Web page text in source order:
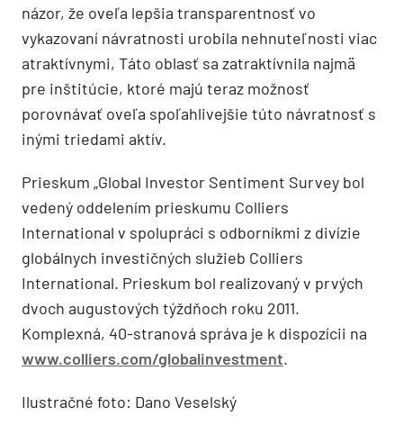
názor, že oveľa lepšia transparentnosť vo
vykazovaní návratnosti urobila nehnuteľnosti viac
atraktívnymi, Táto oblasť sa zatraktívnila najmä
pre inštitúcie, ktoré majú teraz možnosť
porovnávať oveľa spoľahlivejšie túto návratnosť s
inými triedami aktív.
Prieskum „Global Investor Sentiment Survey bol
vedený oddelením prieskumu Colliers
International v spolupráci s odborníkmi z divízie
globálnych investičných služieb Colliers
International. Prieskum bol realizovaný v prvých
dvoch augustových týždňoch roku 2011.
Komplexná, 40-stranová správa je k dispozícii na
www.colliers.com/globalinvestment.
Ilustračné foto: Dano Veselský